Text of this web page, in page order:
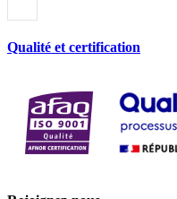
Qualité et certification